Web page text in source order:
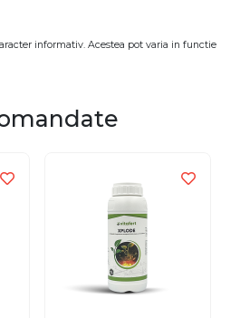
informativ. Acestea pot varia in functie